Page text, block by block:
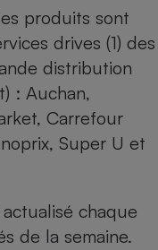
produits sont
drives (1) des
distribution
: Auchan,
Carrefour
Super U et
chaque
de la semaine.